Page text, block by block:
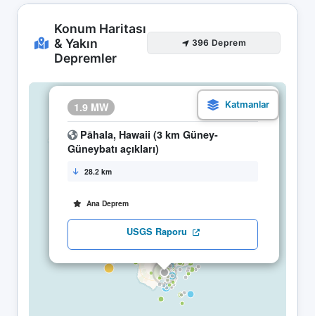
Konum Haritası
& Yakın
Depremler
396 Deprem
1.9 MW 28.05 07:13
Pāhala, Hawaii (3 km Güney-
Güneybatı açıkları)
28.2 km
Ana Deprem
USGS Raporu
×